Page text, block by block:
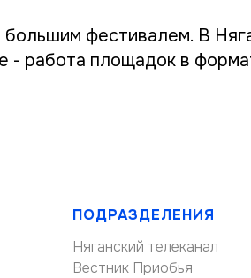
фестивалем. В
- работа площадок в
ПОДРАЗДЕЛЕНИЯ
Няганский телеканал
Вестник Приобья